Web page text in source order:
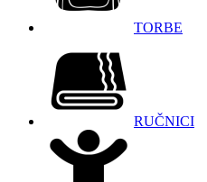
TORBE
RUČNICI